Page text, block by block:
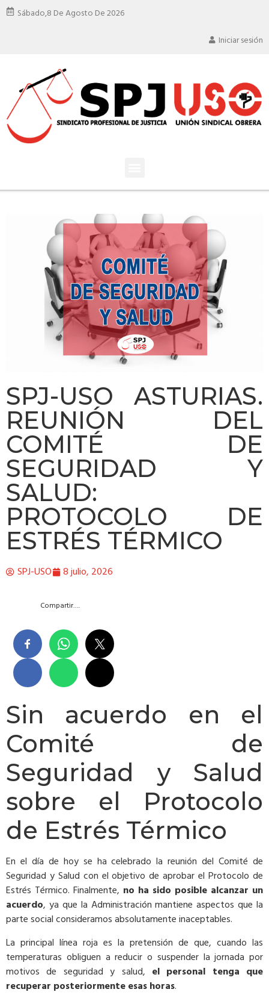
Sábado,8 De Agosto De 2026
Iniciar sesión
SPJ-USO ASTURIAS.
REUNIÓN DEL
COMITÉ DE
SEGURIDAD Y
SALUD:
PROTOCOLO DE
ESTRÉS TÉRMICO
SPJ-USO 8 julio, 2026
Compartir….
Sin acuerdo en el
Comité de
Seguridad y Salud
sobre el Protocolo
de Estrés Térmico
En el día de hoy se ha celebrado la reunión del Comité de
Seguridad y Salud con el objetivo de aprobar el Protocolo de
Estrés Térmico. Finalmente, no ha sido posible alcanzar un
acuerdo, ya que la Administración mantiene aspectos que la
parte social consideramos absolutamente inaceptables.
La principal línea roja es la pretensión de que, cuando las
temperaturas obliguen a reducir o suspender la jornada por
motivos de seguridad y salud, el personal tenga que
recuperar posteriormente esas horas.